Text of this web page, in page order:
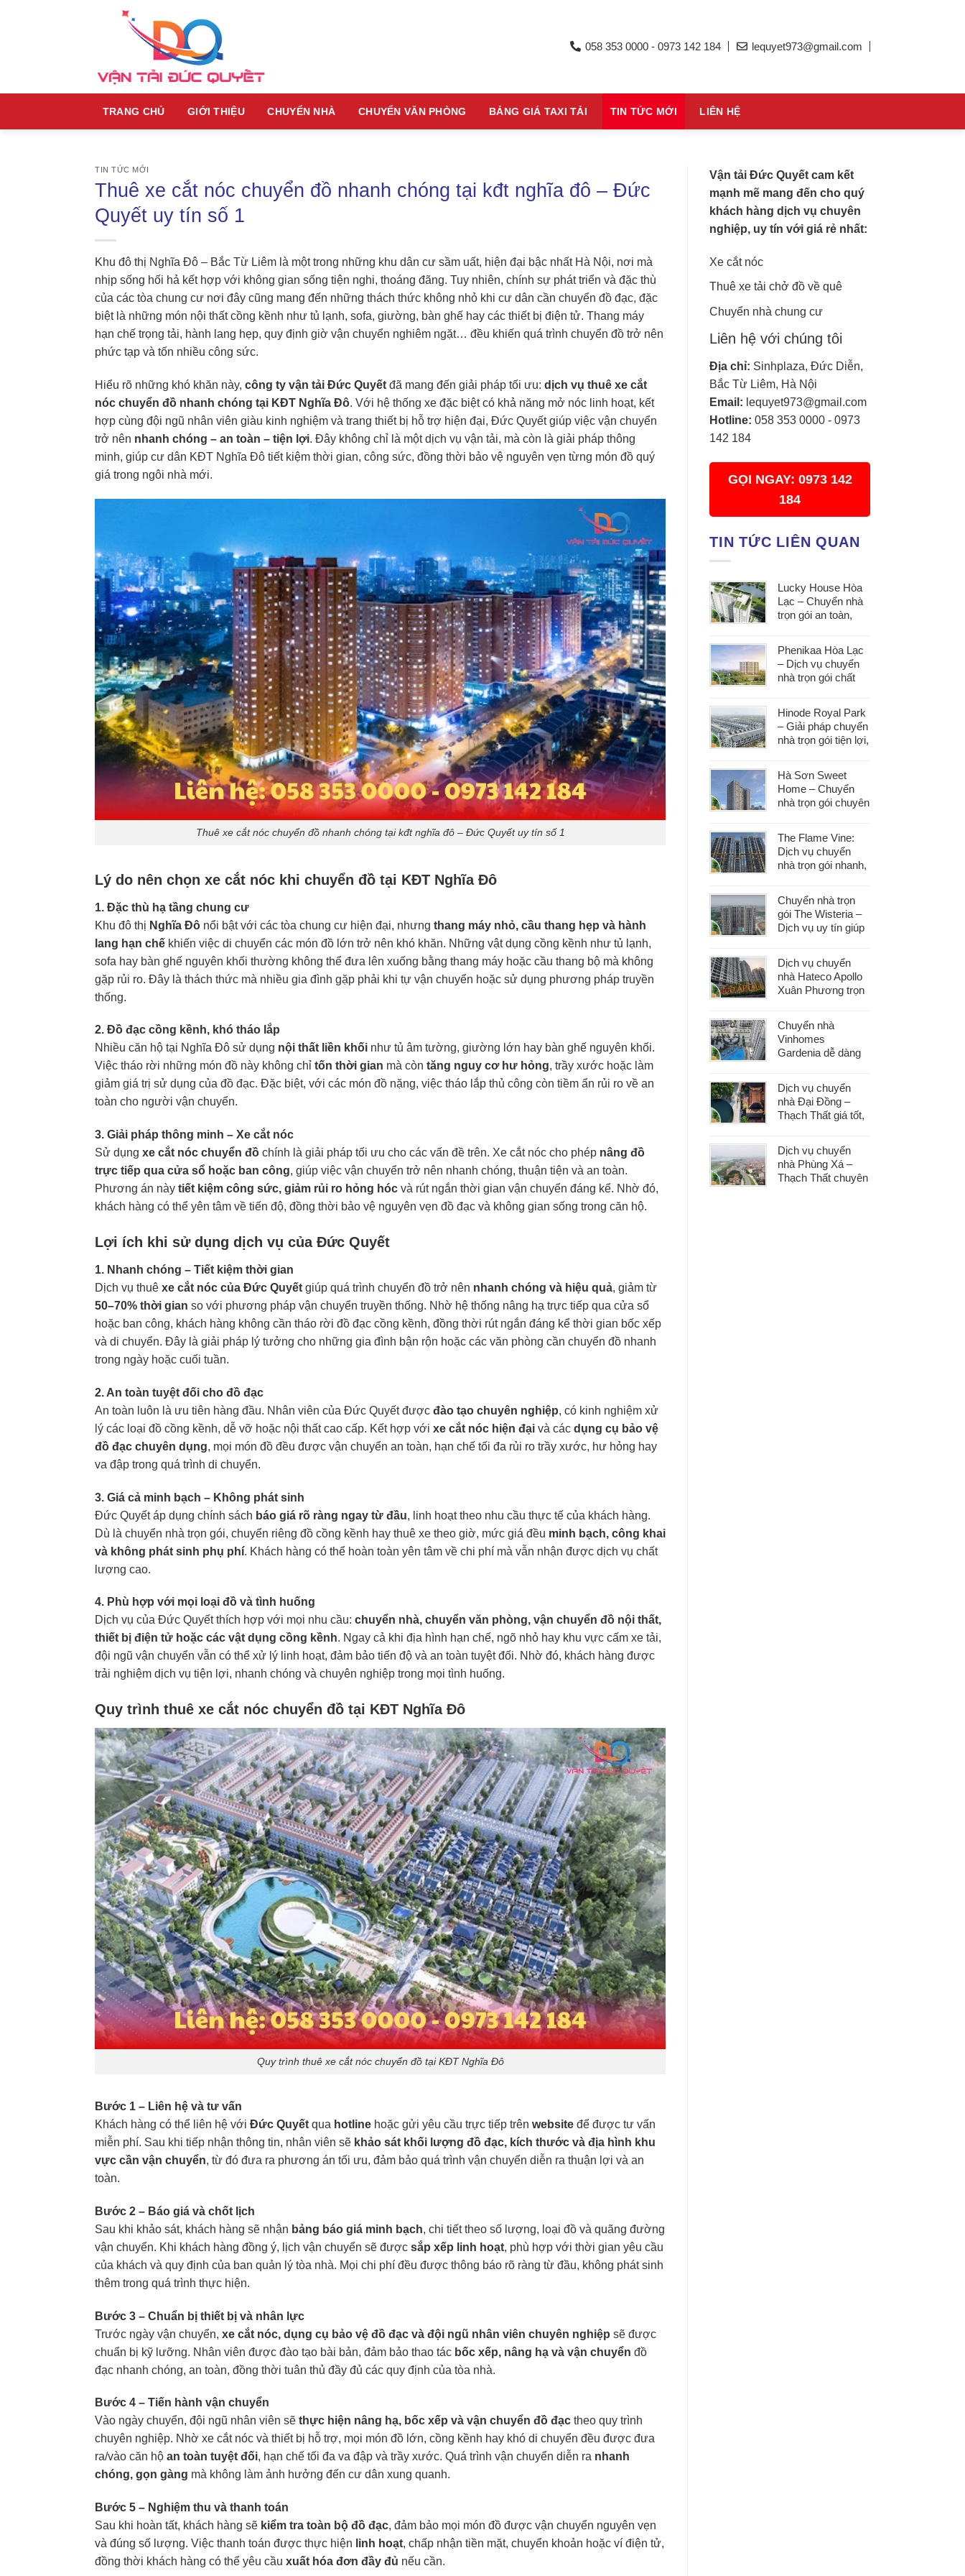
058 353 0000 - 0973 142 184 lequyet973@gmail.com
TRANG CHỦ GIỚI THIỆU CHUYỂN NHÀ CHUYỂN VĂN PHÒNG BẢNG GIÁ TAXI TẢI TIN TỨC MỚI LIÊN HỆ
TIN TỨC MỚI
Thuê xe cắt nóc chuyển đồ nhanh chóng tại kđt nghĩa đô – Đức
Quyết uy tín số 1
Khu đô thị Nghĩa Đô – Bắc Từ Liêm là một trong những khu dân cư sầm uất, hiện đại bậc nhất Hà Nội, nơi mà
nhịp sống hối hả kết hợp với không gian sống tiện nghi, thoáng đãng. Tuy nhiên, chính sự phát triển và đặc thù
của các tòa chung cư nơi đây cũng mang đến những thách thức không nhỏ khi cư dân cần chuyển đồ đạc, đặc
biệt là những món nội thất cồng kềnh như tủ lạnh, sofa, giường, bàn ghế hay các thiết bị điện tử. Thang máy
hạn chế trọng tải, hành lang hẹp, quy định giờ vận chuyển nghiêm ngặt… đều khiến quá trình chuyển đồ trở nên
phức tạp và tốn nhiều công sức.
Hiểu rõ những khó khăn này, công ty vận tải Đức Quyết đã mang đến giải pháp tối ưu: dịch vụ thuê xe cắt
nóc chuyển đồ nhanh chóng tại KĐT Nghĩa Đô. Với hệ thống xe đặc biệt có khả năng mở nóc linh hoạt, kết
hợp cùng đội ngũ nhân viên giàu kinh nghiệm và trang thiết bị hỗ trợ hiện đại, Đức Quyết giúp việc vận chuyển
trở nên nhanh chóng – an toàn – tiện lợi. Đây không chỉ là một dịch vụ vận tải, mà còn là giải pháp thông
minh, giúp cư dân KĐT Nghĩa Đô tiết kiệm thời gian, công sức, đồng thời bảo vệ nguyên vẹn từng món đồ quý
giá trong ngôi nhà mới.
Thuê xe cắt nóc chuyển đồ nhanh chóng tại kđt nghĩa đô – Đức Quyết uy tín số 1
Lý do nên chọn xe cắt nóc khi chuyển đồ tại KĐT Nghĩa Đô
1. Đặc thù hạ tầng chung cư
Khu đô thị Nghĩa Đô nổi bật với các tòa chung cư hiện đại, nhưng thang máy nhỏ, cầu thang hẹp và hành
lang hạn chế khiến việc di chuyển các món đồ lớn trở nên khó khăn. Những vật dụng cồng kềnh như tủ lạnh,
sofa hay bàn ghế nguyên khối thường không thể đưa lên xuống bằng thang máy hoặc cầu thang bộ mà không
gặp rủi ro. Đây là thách thức mà nhiều gia đình gặp phải khi tự vận chuyển hoặc sử dụng phương pháp truyền
thống.
2. Đồ đạc cồng kềnh, khó tháo lắp
Nhiều căn hộ tại Nghĩa Đô sử dụng nội thất liền khối như tủ âm tường, giường lớn hay bàn ghế nguyên khối.
Việc tháo rời những món đồ này không chỉ tốn thời gian mà còn tăng nguy cơ hư hỏng, trầy xước hoặc làm
giảm giá trị sử dụng của đồ đạc. Đặc biệt, với các món đồ nặng, việc tháo lắp thủ công còn tiềm ẩn rủi ro về an
toàn cho người vận chuyển.
3. Giải pháp thông minh – Xe cắt nóc
Sử dụng xe cắt nóc chuyển đồ chính là giải pháp tối ưu cho các vấn đề trên. Xe cắt nóc cho phép nâng đồ
trực tiếp qua cửa sổ hoặc ban công, giúp việc vận chuyển trở nên nhanh chóng, thuận tiện và an toàn.
Phương án này tiết kiệm công sức, giảm rủi ro hỏng hóc và rút ngắn thời gian vận chuyển đáng kể. Nhờ đó,
khách hàng có thể yên tâm về tiến độ, đồng thời bảo vệ nguyên vẹn đồ đạc và không gian sống trong căn hộ.
Lợi ích khi sử dụng dịch vụ của Đức Quyết
1. Nhanh chóng – Tiết kiệm thời gian
Dịch vụ thuê xe cắt nóc của Đức Quyết giúp quá trình chuyển đồ trở nên nhanh chóng và hiệu quả, giảm từ
50–70% thời gian so với phương pháp vận chuyển truyền thống. Nhờ hệ thống nâng hạ trực tiếp qua cửa sổ
hoặc ban công, khách hàng không cần tháo rời đồ đạc cồng kềnh, đồng thời rút ngắn đáng kể thời gian bốc xếp
và di chuyển. Đây là giải pháp lý tưởng cho những gia đình bận rộn hoặc các văn phòng cần chuyển đồ nhanh
trong ngày hoặc cuối tuần.
2. An toàn tuyệt đối cho đồ đạc
An toàn luôn là ưu tiên hàng đầu. Nhân viên của Đức Quyết được đào tạo chuyên nghiệp, có kinh nghiệm xử
lý các loại đồ cồng kềnh, dễ vỡ hoặc nội thất cao cấp. Kết hợp với xe cắt nóc hiện đại và các dụng cụ bảo vệ
đồ đạc chuyên dụng, mọi món đồ đều được vận chuyển an toàn, hạn chế tối đa rủi ro trầy xước, hư hỏng hay
va đập trong quá trình di chuyển.
3. Giá cả minh bạch – Không phát sinh
Đức Quyết áp dụng chính sách báo giá rõ ràng ngay từ đầu, linh hoạt theo nhu cầu thực tế của khách hàng.
Dù là chuyển nhà trọn gói, chuyển riêng đồ cồng kềnh hay thuê xe theo giờ, mức giá đều minh bạch, công khai
và không phát sinh phụ phí. Khách hàng có thể hoàn toàn yên tâm về chi phí mà vẫn nhận được dịch vụ chất
lượng cao.
4. Phù hợp với mọi loại đồ và tình huống
Dịch vụ của Đức Quyết thích hợp với mọi nhu cầu: chuyển nhà, chuyển văn phòng, vận chuyển đồ nội thất,
thiết bị điện tử hoặc các vật dụng cồng kềnh. Ngay cả khi địa hình hạn chế, ngõ nhỏ hay khu vực cấm xe tải,
đội ngũ vận chuyển vẫn có thể xử lý linh hoạt, đảm bảo tiến độ và an toàn tuyệt đối. Nhờ đó, khách hàng được
trải nghiệm dịch vụ tiện lợi, nhanh chóng và chuyên nghiệp trong mọi tình huống.
Quy trình thuê xe cắt nóc chuyển đồ tại KĐT Nghĩa Đô
Quy trình thuê xe cắt nóc chuyển đồ tại KĐT Nghĩa Đô
Bước 1 – Liên hệ và tư vấn
Khách hàng có thể liên hệ với Đức Quyết qua hotline hoặc gửi yêu cầu trực tiếp trên website để được tư vấn
miễn phí. Sau khi tiếp nhận thông tin, nhân viên sẽ khảo sát khối lượng đồ đạc, kích thước và địa hình khu
vực cần vận chuyển, từ đó đưa ra phương án tối ưu, đảm bảo quá trình vận chuyển diễn ra thuận lợi và an
toàn.
Bước 2 – Báo giá và chốt lịch
Sau khi khảo sát, khách hàng sẽ nhận bảng báo giá minh bạch, chi tiết theo số lượng, loại đồ và quãng đường
vận chuyển. Khi khách hàng đồng ý, lịch vận chuyển sẽ được sắp xếp linh hoạt, phù hợp với thời gian yêu cầu
của khách và quy định của ban quản lý tòa nhà. Mọi chi phí đều được thông báo rõ ràng từ đầu, không phát sinh
thêm trong quá trình thực hiện.
Bước 3 – Chuẩn bị thiết bị và nhân lực
Trước ngày vận chuyển, xe cắt nóc, dụng cụ bảo vệ đồ đạc và đội ngũ nhân viên chuyên nghiệp sẽ được
chuẩn bị kỹ lưỡng. Nhân viên được đào tạo bài bản, đảm bảo thao tác bốc xếp, nâng hạ và vận chuyển đồ
đạc nhanh chóng, an toàn, đồng thời tuân thủ đầy đủ các quy định của tòa nhà.
Bước 4 – Tiến hành vận chuyển
Vào ngày chuyển, đội ngũ nhân viên sẽ thực hiện nâng hạ, bốc xếp và vận chuyển đồ đạc theo quy trình
chuyên nghiệp. Nhờ xe cắt nóc và thiết bị hỗ trợ, mọi món đồ lớn, cồng kềnh hay khó di chuyển đều được đưa
ra/vào căn hộ an toàn tuyệt đối, hạn chế tối đa va đập và trầy xước. Quá trình vận chuyển diễn ra nhanh
chóng, gọn gàng mà không làm ảnh hưởng đến cư dân xung quanh.
Bước 5 – Nghiệm thu và thanh toán
Sau khi hoàn tất, khách hàng sẽ kiểm tra toàn bộ đồ đạc, đảm bảo mọi món đồ được vận chuyển nguyên vẹn
và đúng số lượng. Việc thanh toán được thực hiện linh hoạt, chấp nhận tiền mặt, chuyển khoản hoặc ví điện tử,
đồng thời khách hàng có thể yêu cầu xuất hóa đơn đầy đủ nếu cần.
Vận tải Đức Quyết cam kết
mạnh mẽ mang đến cho quý
khách hàng dịch vụ chuyên
nghiệp, uy tín với giá rẻ nhất:
Xe cắt nóc
Thuê xe tải chở đồ về quê
Chuyển nhà chung cư
Liên hệ với chúng tôi
Địa chỉ: Sinhplaza, Đức Diễn,
Bắc Từ Liêm, Hà Nội
Email: lequyet973@gmail.com
Hotline: 058 353 0000 - 0973
142 184
GỌI NGAY: 0973 142
184
TIN TỨC LIÊN QUAN
Lucky House Hòa
Lạc – Chuyển nhà
trọn gói an toàn,
Phenikaa Hòa Lạc
– Dịch vụ chuyển
nhà trọn gói chất
Hinode Royal Park
– Giải pháp chuyển
nhà trọn gói tiện lợi,
Hà Sơn Sweet
Home – Chuyển
nhà trọn gói chuyên
khâu
The Flame Vine:
Dịch vụ chuyển
nhà trọn gói nhanh,
Chuyển nhà trọn
gói The Wisteria –
Dịch vụ uy tín giúp
phát sinh
Dịch vụ chuyển
nhà Hateco Apollo
Xuân Phương trọn
Chuyển nhà
Vinhomes
Gardenia dễ dàng
phát sinh chi phí
Dịch vụ chuyển
nhà Đại Đồng –
Thạch Thất giá tốt,
chuyển nhà
Dịch vụ chuyển
nhà Phùng Xá –
Thạch Thất chuyên